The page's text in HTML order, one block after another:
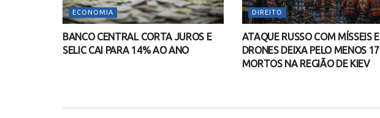
ECONOMIA
BANCO CENTRAL CORTA JUROS E
SELIC CAI PARA 14% AO ANO
DIREITO
ATAQUE RUSSO COM MÍSSEIS E
DRONES DEIXA PELO MENOS 17
MORTOS NA REGIÃO DE KIEV